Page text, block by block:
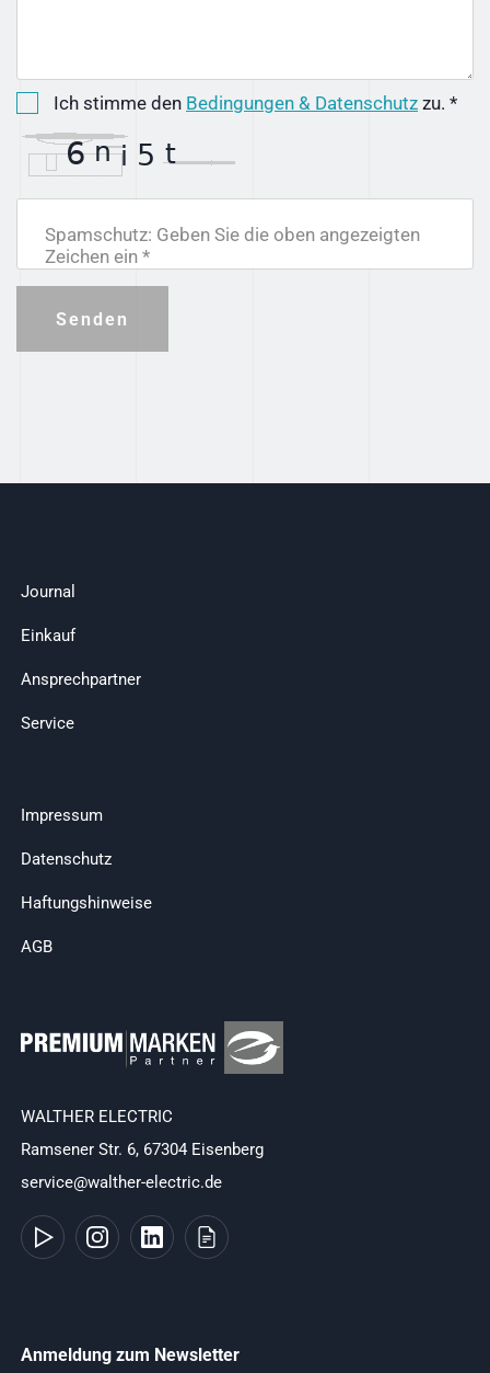
Ich stimme den Bedingungen & Datenschutz zu. *
Spamschutz: Geben Sie die oben angezeigten
Zeichen ein *
Senden
Journal
Einkauf
Ansprechpartner
Service
Impressum
Datenschutz
Haftungshinweise
AGB
WALTHER ELECTRIC
Ramsener Str. 6, 67304 Eisenberg
service@walther-electric.de
Anmeldung zum Newsletter